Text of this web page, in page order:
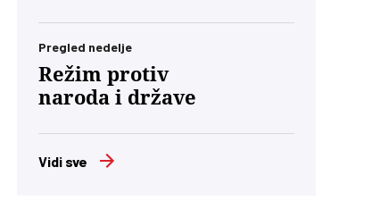
Pregled nedelje
Režim protiv
naroda i države
Vidi sve